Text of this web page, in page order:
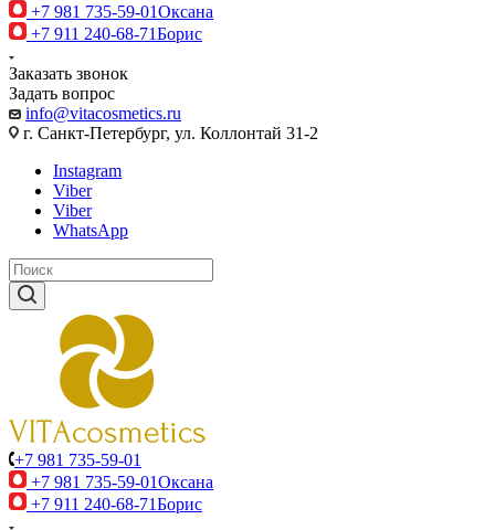
+7 981 735-59-01Оксана
+7 911 240-68-71Борис
Заказать звонок
Задать вопрос
info@vitacosmetics.ru
г. Санкт-Петербург, ул. Коллонтай 31-2
Instagram
Viber
Viber
WhatsApp
+7 981 735-59-01
+7 981 735-59-01Оксана
+7 911 240-68-71Борис